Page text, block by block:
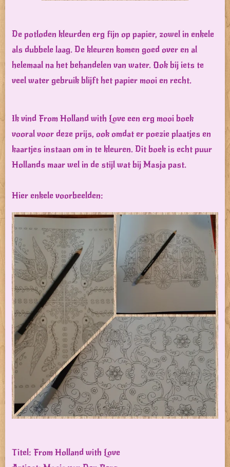
De potloden kleurden erg fijn op papier, zowel in enkele
als dubbele laag. De kleuren komen goed over en al
helemaal na het behandelen van water. Ook bij iets te
veel water gebruik blijft het papier mooi en recht.
Ik vind From Holland with Love een erg mooi boek
vooral voor deze prijs, ook omdat er poezie plaatjes en
kaartjes instaan om in te kleuren. Dit boek is echt puur
Hollands maar wel in de stijl wat bij Masja past.
Hier enkele voorbeelden:
Titel: From Holland with Love